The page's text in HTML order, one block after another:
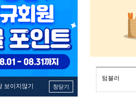
보이지않기 창닫기
텀블러